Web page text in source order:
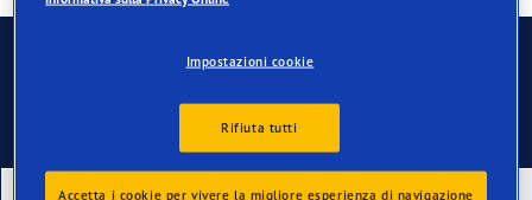
Impostazioni cookie
Rifiuta tutti
Accetta i cookie per vivere la migliore esperienza di navigazione